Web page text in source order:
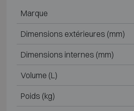
Marque
Dimensions extérieures (mm)
Dimensions internes (mm)
Volume (L)
Poids (kg)